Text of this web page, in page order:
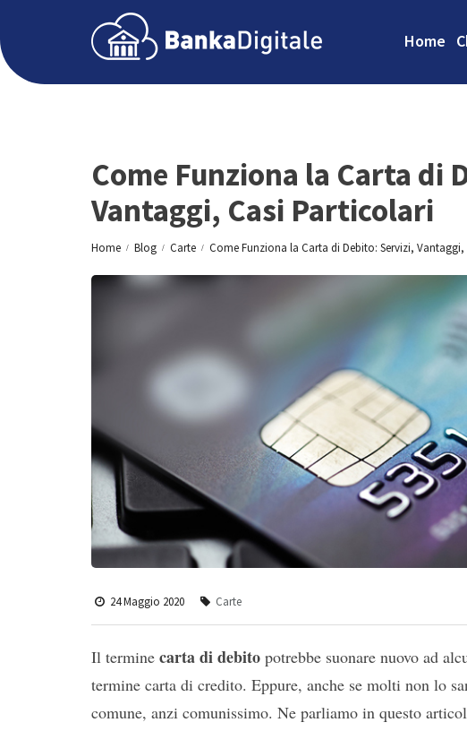
Home
Come Funziona la Carta di
Vantaggi, Casi Particolari
Home Blog Carte Come Funziona la Carta di Debito: Servizi,
24 Maggio 2020 Carte
Il termine carta di debito potrebbe suonare nuovo ad
termine carta di credito. Eppure, anche se molti non lo
comune, anzi comunissimo. Ne parliamo in questo